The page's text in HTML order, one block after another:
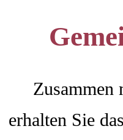
Zusammen
erhalten Sie